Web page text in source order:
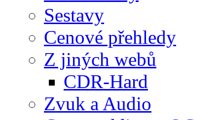
Sestavy
Cenové přehledy
Z jiných webů
CDR-Hard
Zvuk a Audio